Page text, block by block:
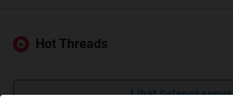
Hot Threads
Lihat Selengkapnya